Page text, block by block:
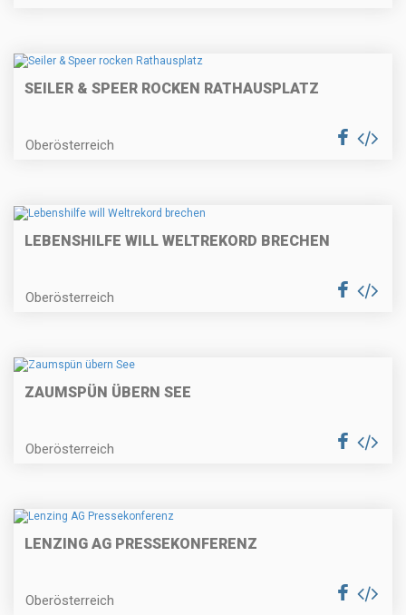
SEILER & SPEER ROCKEN RATHAUSPLATZ
Oberösterreich
LEBENSHILFE WILL WELTREKORD BRECHEN
Oberösterreich
ZAUMSPÜN ÜBERN SEE
Oberösterreich
LENZING AG PRESSEKONFERENZ
Oberösterreich